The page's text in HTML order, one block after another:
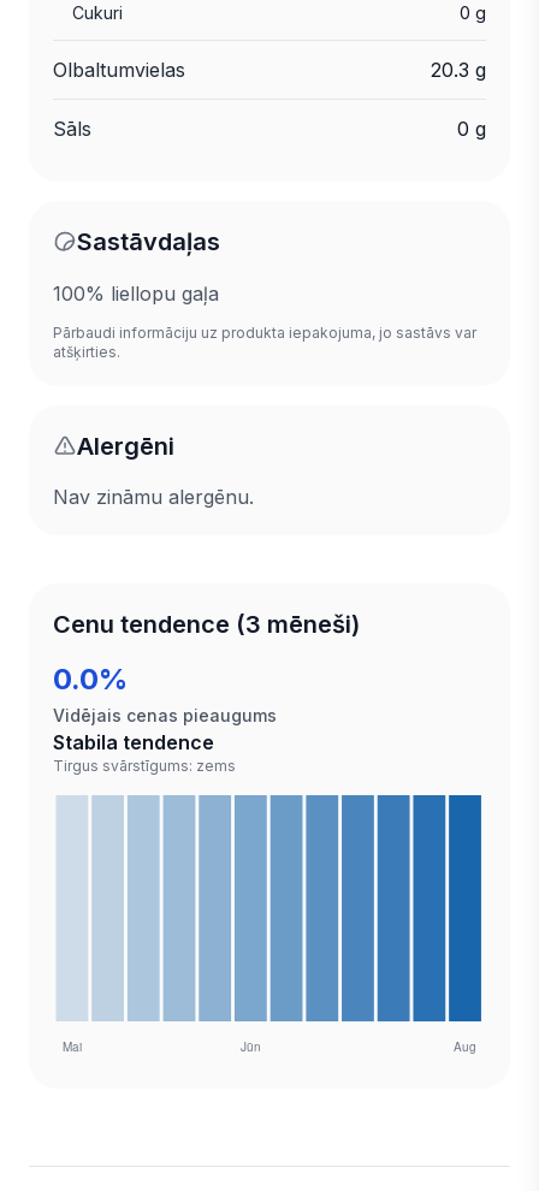
Cukuri 0 g
Olbaltumvielas 20.3 g
Sāls 0 g
Sastāvdaļas
100% liellopu gaļa
Pārbaudi informāciju uz produkta iepakojuma, jo sastāvs var
atšķirties.
Alergēni
Nav zināmu alergēnu.
Cenu tendence (3 mēneši)
0.0%
Vidējais cenas pieaugums
Stabila tendence
Tirgus svārstīgums: zems